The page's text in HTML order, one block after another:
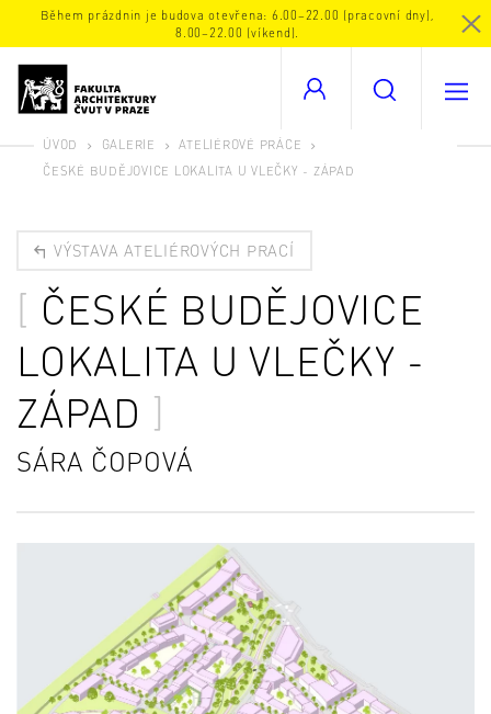
Během prázdnin je budova otevřena: 6.00–22.00 (pracovní dny),
8.00–22.00 (víkend).
ÚVOD GALERIE
ATELIÉROVÉ PRÁCE
ČESKÉ BUDĚJOVICE LOKALITA U VLEČKY - ZÁPAD
VÝSTAVA ATELIÉROVÝCH PRACÍ
ČESKÉ BUDĚJOVICE
LOKALITA U VLEČKY -
ZÁPAD
SÁRA ČOPOVÁ